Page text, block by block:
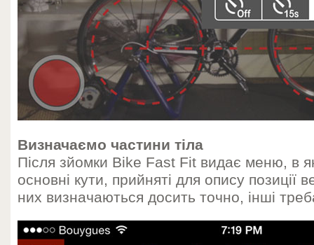
Визначаємо частини тіла
Після зйомки Bike Fast Fit видає меню, в
основні кути, прийняті для опису позиції
них визначаються досить точно, інші